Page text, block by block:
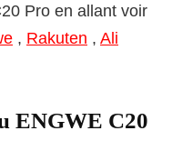
Pro en allant voir
, Rakuten , Ali
ENGWE C20